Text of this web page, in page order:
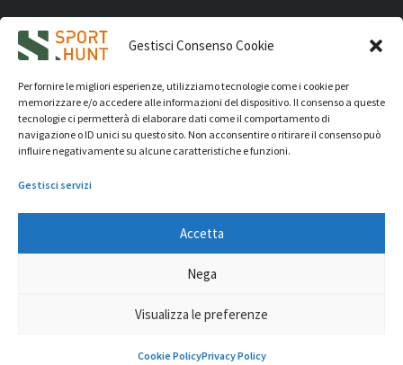
Gestisci Consenso Cookie
Per fornire le migliori esperienze, utilizziamo tecnologie come i cookie per
memorizzare e/o accedere alle informazioni del dispositivo. Il consenso a queste
tecnologie ci permetterà di elaborare dati come il comportamento di
navigazione o ID unici su questo sito. Non acconsentire o ritirare il consenso può
influire negativamente su alcune caratteristiche e funzioni.
Gestisci servizi
Accetta
Nega
Visualizza le preferenze
Cookie PolicyPrivacy Policy
iVision Communication S.r.l.- P.Iva 04233830407 - REA: RN
331582 Copyright 2026. Tutti i diritti riservati.